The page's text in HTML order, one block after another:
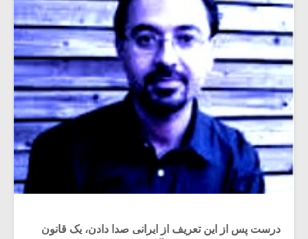
درست پس از این تعریف از ایرانی صدا دادن، یک قانون